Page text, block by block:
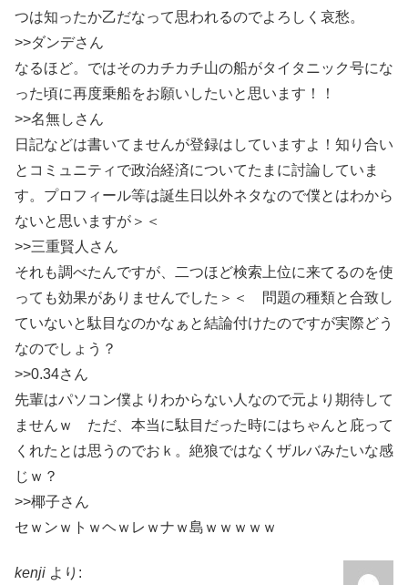
つは知ったか乙だなって思われるのでよろしく哀愁。
>>ダンデさん
なるほど。ではそのカチカチ山の船がタイタニック号にな
った頃に再度乗船をお願いしたいと思います！！
>>名無しさん
日記などは書いてませんが登録はしていますよ！知り合い
とコミュニティで政治経済についてたまに討論していま
す。プロフィール等は誕生日以外ネタなので僕とはわから
ないと思いますが＞＜
>>三重賢人さん
それも調べたんですが、二つほど検索上位に来てるのを使
っても効果がありませんでした＞＜ 問題の種類と合致し
ていないと駄目なのかなぁと結論付けたのですが実際どう
なのでしょう？
>>0.34さん
先輩はパソコン僕よりわからない人なので元より期待して
ませんｗ ただ、本当に駄目だった時にはちゃんと庇って
くれたとは思うのでおｋ。絶狼ではなくザルバみたいな感
じｗ？
>>椰子さん
セｗンｗトｗヘｗレｗナｗ島ｗｗｗｗｗ
kenji より: